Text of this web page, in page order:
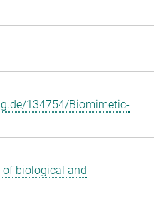
134754/Biomimetic-
of biological and